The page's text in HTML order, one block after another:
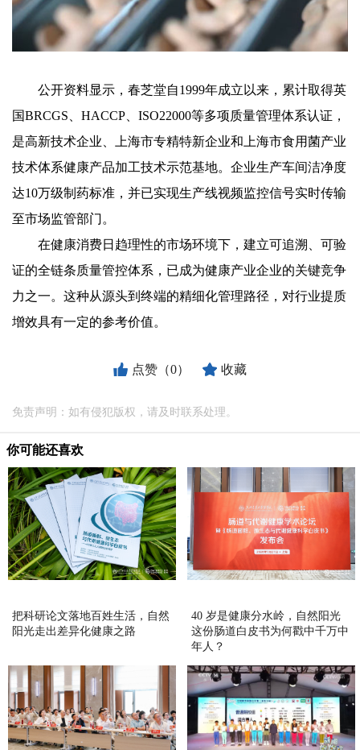
公开资料显示，春芝堂自1999年成立以来，累计取得英
国BRCGS、HACCP、ISO22000等多项质量管理体系认证，
是高新技术企业、上海市专精特新企业和上海市食用菌产业
技术体系健康产品加工技术示范基地。企业生产车间洁净度
达10万级制药标准，并已实现生产线视频监控信号实时传输
至市场监管部门。
在健康消费日趋理性的市场环境下，建立可追溯、可验
证的全链条质量管控体系，已成为健康产业企业的关键竞争
力之一。这种从源头到终端的精细化管理路径，对行业提质
增效具有一定的参考价值。
点赞（0） 收藏
免责声明：如有侵犯版权，请及时联系处理。
你可能还喜欢
把科研论文落地百姓生活，自然
阳光走出差异化健康之路
40 岁是健康分水岭，自然阳光
这份肠道白皮书为何戳中千万中
年人？